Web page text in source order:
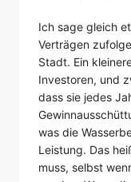
Ich sage gleich
Verträgen
Stadt. Ein
Investoren, und
dass sie jedes
was die
Leistung. Das
muss, selbst